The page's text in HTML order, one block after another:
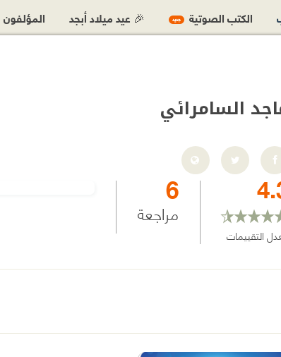
السامرائي
التقييمات
6
مراجعة
الكتب الصوتية جديد 🎉 عيد ميلاد أبجد المؤلفون